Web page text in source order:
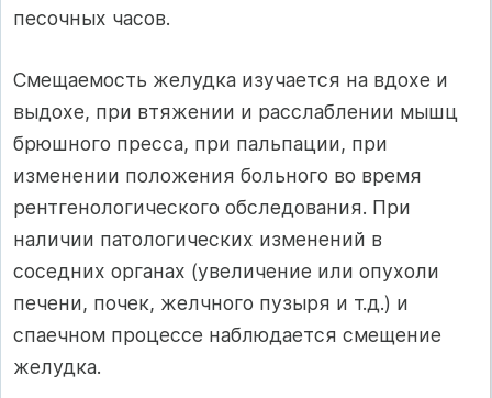
песочных часов.
Смещаемость желудка изучается на вдохе и
выдохе, при втяжении и расслаблении мышц
брюшного пресса, при пальпации, при
изменении положения больного во время
рентгенологического обследования. При
наличии патологических изменений в
соседних органах (увеличение или опухоли
печени, почек, желчного пузыря и т.д.) и
спаечном процессе наблюдается смещение
желудка.